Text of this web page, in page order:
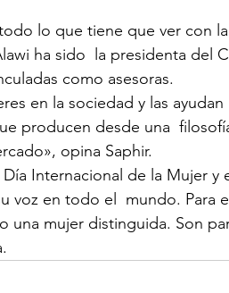
ha sido  la presidenta del
como asesoras.
producen desde una
opina Saphir.
voz en todo el  mundo. Para
una mujer distinguida. Son